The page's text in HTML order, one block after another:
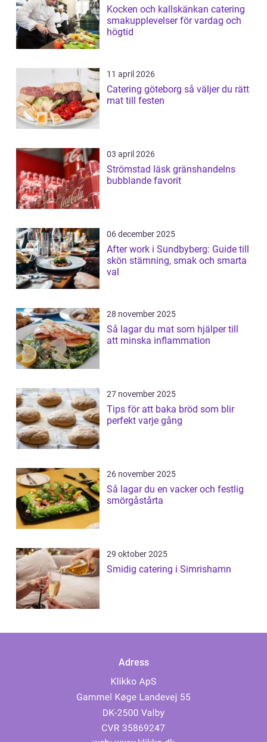
Kocken och kallskänkan catering
smakupplevelser för vardag och
högtid
11 april 2026
Catering göteborg så väljer du rätt
mat till festen
03 april 2026
Strömstad läsk gränshandelns
bubblande favorit
06 december 2025
After work i Sundbyberg: Guide till
skön stämning, smak och smarta
val
28 november 2025
Så lagar du mat som hjälper till
att minska inflammation
27 november 2025
Tips för att baka bröd som blir
perfekt varje gång
26 november 2025
Så lagar du en vacker och festlig
smörgåstårta
29 oktober 2025
Smidig catering i Simrishamn
Adress